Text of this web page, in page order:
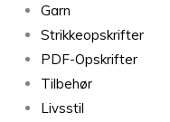
Garn
Strikkeopskrifter
PDF-Opskrifter
Tilbehør
Livsstil